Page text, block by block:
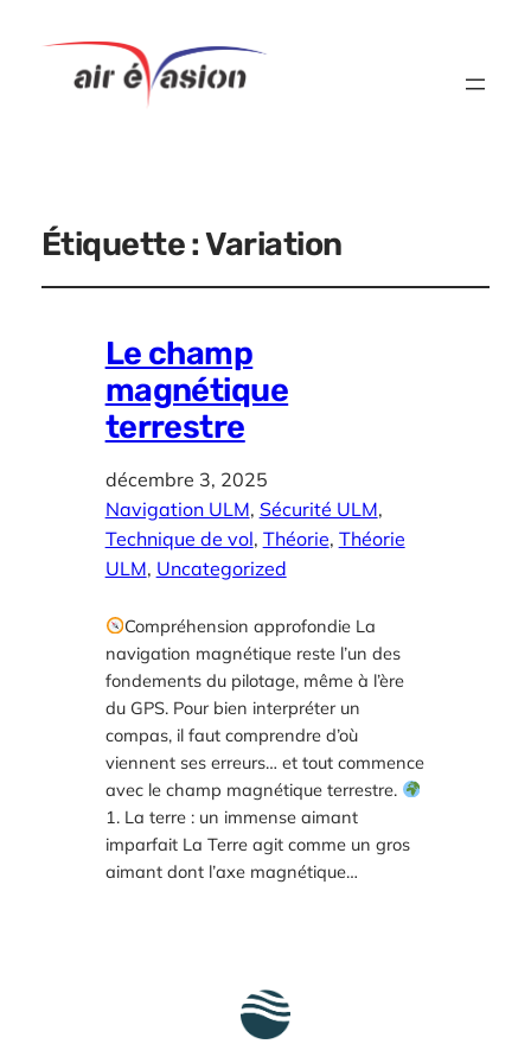
Étiquette :Variation
Le champ
magnétique
terrestre
décembre 3, 2025
Navigation ULM, Sécurité ULM
Technique de vol, Théorie, Théorie
ULM, Uncategorized
Compréhension approfondie La
navigation magnétique reste l’un des
fondements du pilotage, même à l’ère
du GPS. Pour bien interpréter un
compas, il faut comprendre d’où
viennent ses erreurs… et tout commence
avec le champ magnétique terrestre.
1. La terre : un immense aimant
imparfait La Terre agit comme un gros
aimant dont l’axe magnétique…